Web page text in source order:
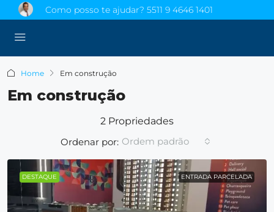
Como posso te ajudar? 5511 9 4646 1401
Home Em construção
Em construção
2 Propriedades
Ordenar por: Ordem padrão
DESTAQUE ENTRADA PARCELADA